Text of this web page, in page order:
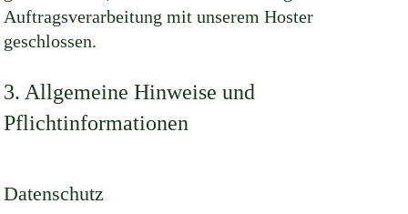
Auftragsverarbeitung mit unserem Hoster
geschlossen.
3. Allgemeine Hinweise und
Pflichtinformationen
Datenschutz